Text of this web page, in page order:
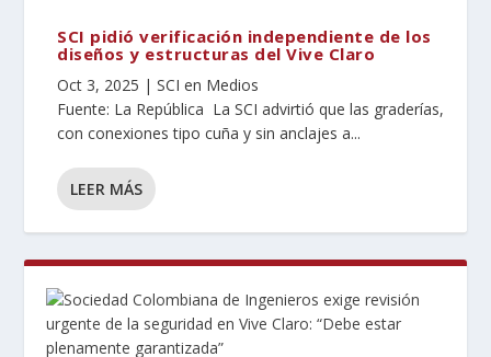
SCI pidió verificación independiente de los
diseños y estructuras del Vive Claro
Oct 3, 2025 |SCI en Medios
Fuente: La República La SCI advirtió que las graderías,
con conexiones tipo cuña y sin anclajes a...
LEER MÁS